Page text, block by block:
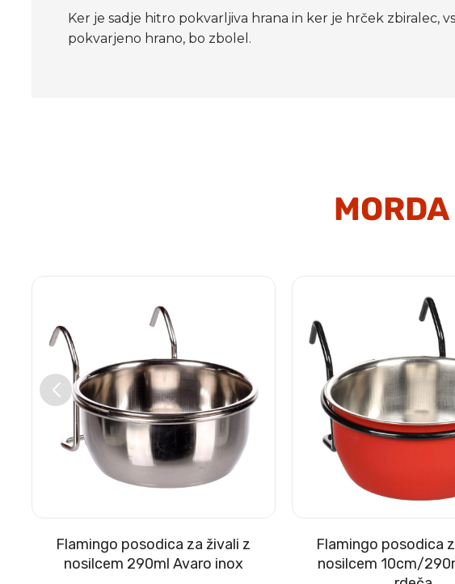
Ker je sadje hitro pokvarljiva hrana in ker je hrček zbiralec,
pokvarjeno hrano, bo zbolel.
MORDA
Flamingo posodica za živali z
nosilcem 290ml Avaro inox
Flamingo posodica
nosilcem 10cm/